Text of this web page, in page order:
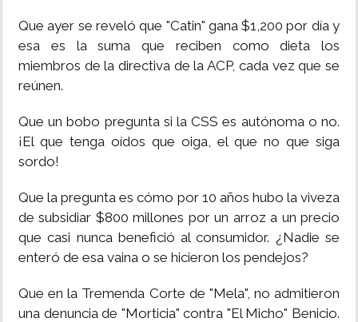
Que ayer se reveló que "Catin" gana $1,200 por día y
esa es la suma que reciben como dieta los
miembros de la directiva de la ACP, cada vez que se
reúnen.
Que un bobo pregunta si la CSS es autónoma o no.
¡El que tenga oídos que oiga, el que no que siga
sordo!
Que la pregunta es cómo por 10 años hubo la viveza
de subsidiar $800 millones por un arroz a un precio
que casi nunca benefició al consumidor. ¿Nadie se
enteró de esa vaina o se hicieron los pendejos?
Que en la Tremenda Corte de "Mela", no admitieron
una denuncia de "Morticia" contra "El Micho" Benicio.